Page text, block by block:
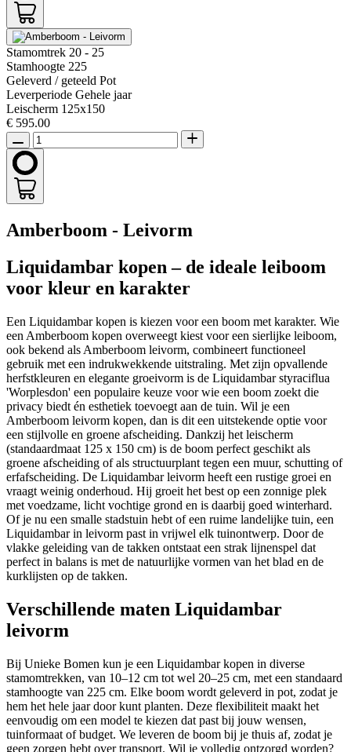
Stamomtrek 20 - 25
Stamhoogte 225
Geleverd / geteeld Pot
Leverperiode Gehele jaar
Leischerm 125x150
€ 595.00
Amberboom - Leivorm
Liquidambar kopen – de ideale leiboom
voor kleur en karakter
Een Liquidambar kopen is kiezen voor een boom met karakter. Wie
een Amberboom kopen overweegt kiest voor een sierlijke leiboom,
ook bekend als Amberboom leivorm, combineert functioneel
gebruik met een indrukwekkende uitstraling. Met zijn opvallende
herfstkleuren en elegante groeivorm is de Liquidambar styraciflua
'Worplesdon' een populaire keuze voor wie een boom zoekt die
privacy biedt én esthetiek toevoegt aan de tuin. Wil je een
Amberboom leivorm kopen, dan is dit een uitstekende optie voor
een stijlvolle en groene afscheiding. Dankzij het leischerm
(standaardmaat 125 x 150 cm) is de boom perfect geschikt als
groene afscheiding of als structuurplant tegen een muur, schutting of
erfafscheiding. De Liquidambar leivorm heeft een rustige groei en
vraagt weinig onderhoud. Hij groeit het best op een zonnige plek
met voedzame, licht vochtige grond en is daarbij goed winterhard.
Of je nu een smalle stadstuin hebt of een ruime landelijke tuin, een
Liquidambar in leivorm past in vrijwel elk tuinontwerp. Door de
vlakke geleiding van de takken ontstaat een strak lijnenspel dat
perfect in balans is met de natuurlijke vormen van het blad en de
kurklijsten op de takken.
Verschillende maten Liquidambar
leivorm
Bij Unieke Bomen kun je een Liquidambar kopen in diverse
stamomtrekken, van 10–12 cm tot wel 20–25 cm, met een standaard
stamhoogte van 225 cm. Elke boom wordt geleverd in pot, zodat je
hem het hele jaar door kunt planten. Deze flexibiliteit maakt het
eenvoudig om een model te kiezen dat past bij jouw wensen,
tuinformaat of budget. We leveren de boom bij je thuis af, zodat je
geen zorgen hebt over transport. Wil je volledig ontzorgd worden?